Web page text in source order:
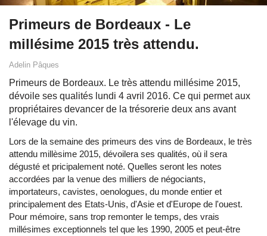
Primeurs de Bordeaux - Le
millésime 2015 très attendu.
Adelin Pâques
Primeurs de Bordeaux. Le très attendu millésime 2015,
dévoile ses qualités lundi 4 avril 2016. Ce qui permet aux
propriétaires devancer de la trésorerie deux ans avant
l'élevage du vin.
Lors de la semaine des primeurs des vins de Bordeaux, le très
attendu millèsime 2015, dévoilera ses qualités, où il sera
dégusté et pricipalement noté. Quelles seront les notes
accordées par la venue des milliers de négociants,
importateurs, cavistes, oenologues, du monde entier et
principalement des Etats-Unis, d'Asie et d'Europe de l'ouest.
Pour mémoire, sans trop remonter le temps, des vrais
millésimes exceptionnels tel que les 1990, 2005 et peut-être